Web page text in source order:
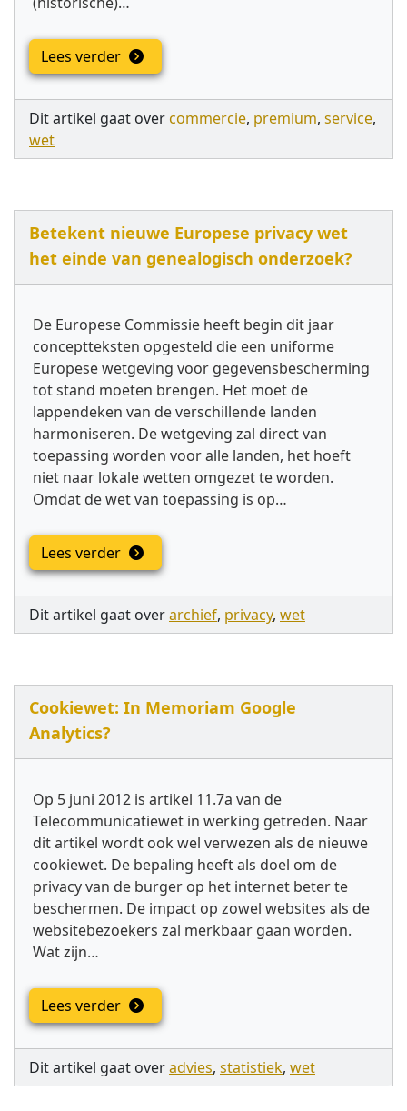
Lees verder
Dit artikel gaat overcommercie, premium, service,
wet
Betekent nieuwe Europese privacy wet
het einde van genealogisch onderzoek?
De Europese Commissie heeft begin dit jaar
conceptteksten opgesteld die een uniforme
Europese wetgeving voor gegevensbescherming
tot stand moeten brengen. Het moet de
lappendeken van de verschillende landen
harmoniseren. De wetgeving zal direct van
toepassing worden voor alle landen, het hoeft
niet naar lokale wetten omgezet te worden.
Omdat de wet van toepassing is op…
Lees verder
Dit artikel gaat overarchief, privacy, wet
Cookiewet: In Memoriam Google
Analytics?
Op 5 juni 2012 is artikel 11.7a van de
Telecommunicatiewet in werking getreden. Naar
dit artikel wordt ook wel verwezen als de nieuwe
cookiewet. De bepaling heeft als doel om de
privacy van de burger op het internet beter te
beschermen. De impact op zowel websites als de
websitebezoekers zal merkbaar gaan worden.
Wat zijn…
Lees verder
Dit artikel gaat overadvies, statistiek, wet